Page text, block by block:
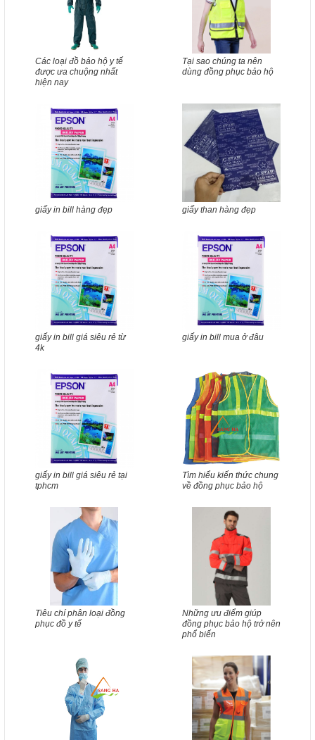
Các loại đồ bảo hộ y tế
được ưa chuộng nhất
hiện nay
Tại sao chúng ta nên
dùng đồng phục bảo hộ
giấy in bill hàng đẹp giấy than hàng đẹp
giấy in bill giá siêu rẻ từ
4k
giấy in bill mua ở đâu
giấy in bill giá siêu rẻ tại
tphcm
Tìm hiểu kiến thức chung
về đồng phục bảo hộ
Tiêu chí phân loại đồng
phục đồ y tế
Những ưu điểm giúp
đồng phục bảo hộ trở nên
phổ biến